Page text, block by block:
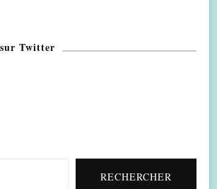
Twitter
RECHERCHER